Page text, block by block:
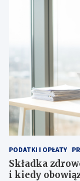
PODATKI I OPŁATY
Składka
i kiedy